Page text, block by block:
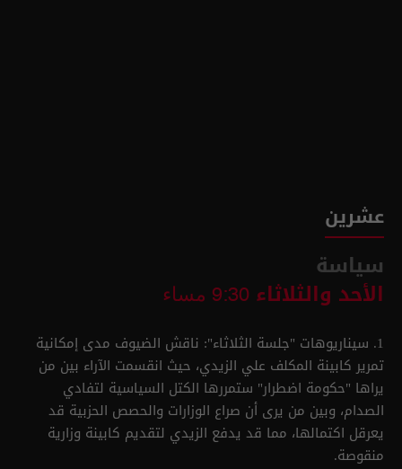
عشرين
سياسة
الأحد والثلاثاء 9:30 مساء
1. سيناريوهات "جلسة الثلاثاء": ناقش الضيوف مدى إمكانية
تمرير كابينة المكلف علي الزيدي، حيث انقسمت الآراء بين من
يراها "حكومة اضطرار" ستمررها الكتل السياسية لتفادي
الصدام، وبين من يرى أن صراع الوزارات والحصص الحزبية قد
يعرقل اكتمالها، مما قد يدفع الزيدي لتقديم كابينة وزارية
منقوصة.